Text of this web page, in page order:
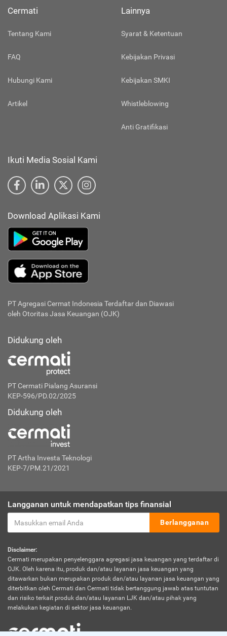
Cermati
Tentang Kami
FAQ
Hubungi Kami
Artikel
Lainnya
Syarat & Ketentuan
Kebijakan Privasi
Kebijakan SMKI
Whistleblowing
Anti Gratifikasi
Ikuti Media Sosial Kami
Download Aplikasi Kami
PT Agregasi Cermat Indonesia Terdaftar dan Diawasi
oleh Otoritas Jasa Keuangan (OJK)
Didukung oleh
PT Cermati Pialang Asuransi
KEP-596/PD.02/2025
Didukung oleh
PT Artha Investa Teknologi
KEP-7/PM.21/2021
Langganan untuk mendapatkan tips finansial
Berlangganan
Disclaimer:
Cermati merupakan penyelenggara agregasi jasa keuangan yang terdaftar di
OJK. Oleh karena itu, produk dan/atau layanan jasa keuangan yang
ditawarkan bukan merupakan produk dan/atau layanan jasa keuangan yang
diterbitkan oleh Cermati dan Cermati tidak bertanggung jawab atas tuntutan
dan risiko terkait produk dan/atau layanan LJK dan/atau pihak yang
melakukan kegiatan di sektor jasa keuangan.